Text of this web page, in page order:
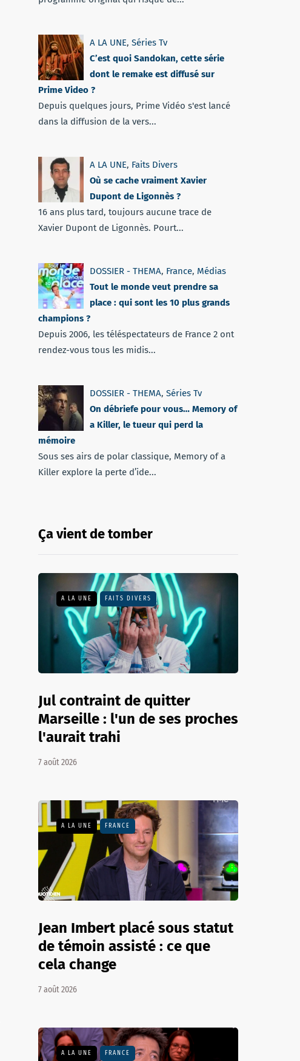
A LA UNE, Séries Tv
C’est quoi Sandokan, cette série
dont le remake est diffusé sur
Prime Video ?
Depuis quelques jours, Prime Vidéo s'est lancé
dans la diffusion de la vers...
A LA UNE, Faits Divers
Où se cache vraiment Xavier
Dupont de Ligonnès ?
16 ans plus tard, toujours aucune trace de
Xavier Dupont de Ligonnès. Pourt...
DOSSIER - THEMA, France, Médias
Tout le monde veut prendre sa
place : qui sont les 10 plus grands
champions ?
Depuis 2006, les téléspectateurs de France 2 ont
rendez-vous tous les midis...
DOSSIER - THEMA, Séries Tv
On débriefe pour vous… Memory of
a Killer, le tueur qui perd la
mémoire
Sous ses airs de polar classique, Memory of a
Killer explore la perte d’ide...
Ça vient de tomber
A LA UNE FAITS DIVERS
Jul contraint de quitter
Marseille : l'un de ses proches
l'aurait trahi
7 août 2026
A LA UNE FRANCE
Jean Imbert placé sous statut
de témoin assisté : ce que
cela change
7 août 2026
A LA UNE FRANCE